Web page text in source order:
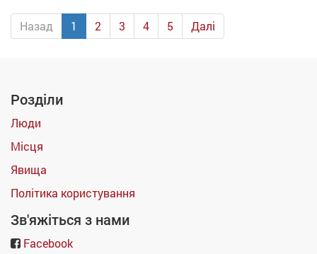
Назад 1 2 3 4 5 Далі
Розділи
Люди
Місця
Явища
Політика користування
Зв'яжіться з нами
Facebook